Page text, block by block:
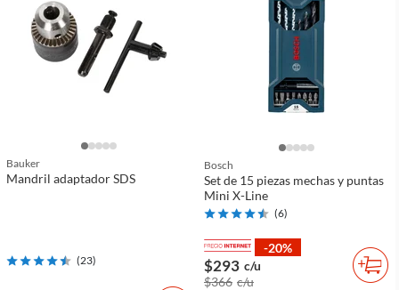
Bauker
Mandril adaptador SDS
(23)
Bosch
Set de 15 piezas mechas y puntas
Mini X-Line
(6)
-20%
$293 c/u
$366 c/u